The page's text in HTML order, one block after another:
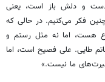
و دلش باز است، یعنی
فکر می‌کنیم. در حالی که
هست، اما نه مثل رستم و
طایی. علی فصیح است، اما
ما نیست.»